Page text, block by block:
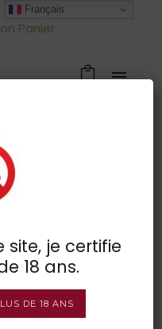
Panier
à
Français
site, je certifie
18 ans.
DE 18 ANS